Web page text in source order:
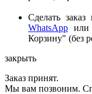
Сделать
WhatsApp или
Корзину" (без
закрыть
Заказ принят.
Мы вам позвоним.